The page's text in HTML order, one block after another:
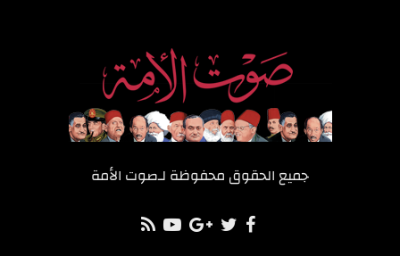
جميع الحقوق محفوظة لـصوت الأمة